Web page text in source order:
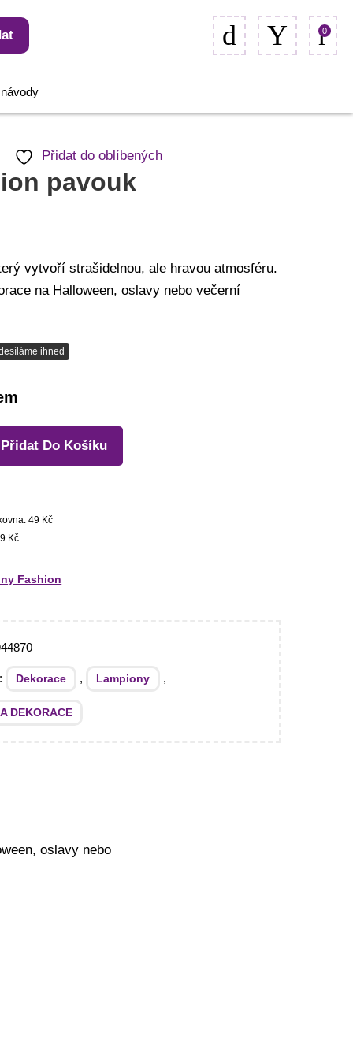
0
Přidat do oblíbených
pavouk
vytvoří strašidelnou, ale hravou atmosféru.
na Halloween, oslavy nebo večerní
ihned
Přidat Do Košíku
49 Kč
Kč
Fashion
Dekorace , Lampiony ,
DEKORACE
oslavy nebo